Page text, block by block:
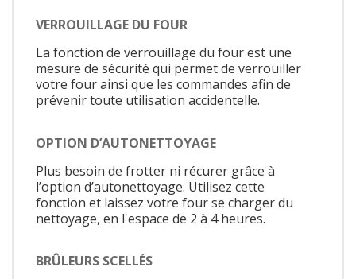
VERROUILLAGE DU FOUR
La fonction de verrouillage du four est une
mesure de sécurité qui permet de verrouiller
votre four ainsi que les commandes afin de
prévenir toute utilisation accidentelle.
OPTION D’AUTONETTOYAGE
Plus besoin de frotter ni récurer grâce à
l’option d’autonettoyage. Utilisez cette
fonction et laissez votre four se charger du
nettoyage, en l'espace de 2 à 4 heures.
BRÛLEURS SCELLÉS